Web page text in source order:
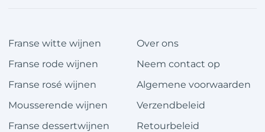
Franse witte wijnen
Franse rode wijnen
Franse rosé wijnen
Mousserende wijnen
Franse dessertwijnen
Over ons
Neem contact op
Algemene voorwaarden
Verzendbeleid
Retourbeleid